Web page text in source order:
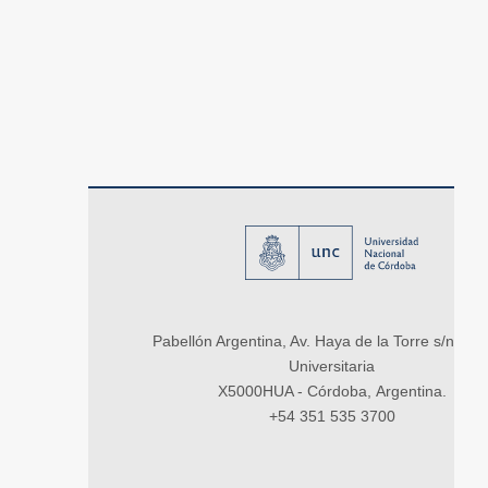
Pabellón Argentina, Av. Haya de la Torre s/n,
Universitaria
X5000HUA - Córdoba, Argentina.
+54 351 535 3700